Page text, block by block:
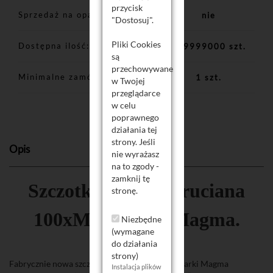
Sprzedaż na opakowania nie
Dostępna ilość 999999000 szt.
Minimalne zamówienie 1 szt.
Opis
Szczotka boczna druciana
100xM14 marki Magma.
Fabrycznie nowa szczotka boczna do metalu marki Magma
przycisk
"Dostosuj".
Pliki Cookies
są
przechowywane
w Twojej
przeglądarce
w celu
poprawnego
działania tej
strony. Jeśli
nie wyrażasz
na to zgody -
zamknij tę
stronę.
Niezbędne
(wymagane
do działania
strony)
Instalacja plików